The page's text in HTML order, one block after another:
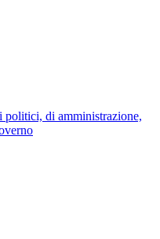
di amministrazione,